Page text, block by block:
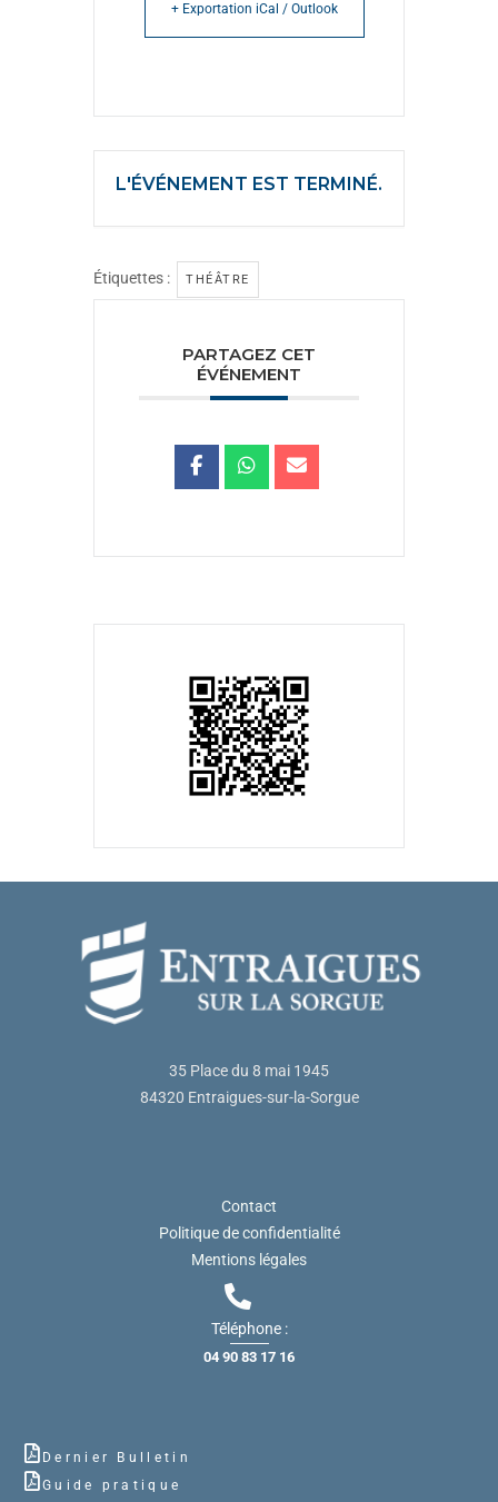
+ Exportation iCal / Outlook
L'ÉVÉNEMENT EST TERMINÉ.
Étiquettes : THÉÂTRE
PARTAGEZ CET
ÉVÉNEMENT
35 Place du 8 mai 1945
84320 Entraigues-sur-la-Sorgue
Contact
Politique de confidentialité
Mentions légales
Téléphone :
04 90 83 17 16
Dernier Bulletin
Guide pratique